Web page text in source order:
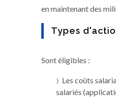
en maintenant des
Types
Sont éligibles :
Les coûts
salariés